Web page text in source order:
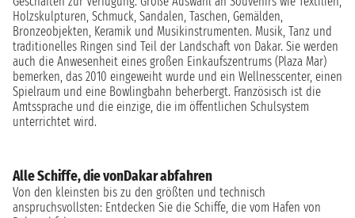
Holzskulpturen, Schmuck, Sandalen, Taschen, Gemälden,
Bronzeobjekten, Keramik und Musikinstrumenten. Musik, Tanz und
traditionelles Ringen sind Teil der Landschaft von Dakar. Sie werden
auch die Anwesenheit eines großen Einkaufszentrums (Plaza Mar)
bemerken, das 2010 eingeweiht wurde und ein Wellnesscenter, einen
Spielraum und eine Bowlingbahn beherbergt. Französisch ist die
Amtssprache und die einzige, die im öffentlichen Schulsystem
unterrichtet wird.
Alle Schiffe, die vonDakar abfahren
Von den kleinsten bis zu den größten und technisch
anspruchsvollsten: Entdecken Sie die Schiffe, die vom Hafen von